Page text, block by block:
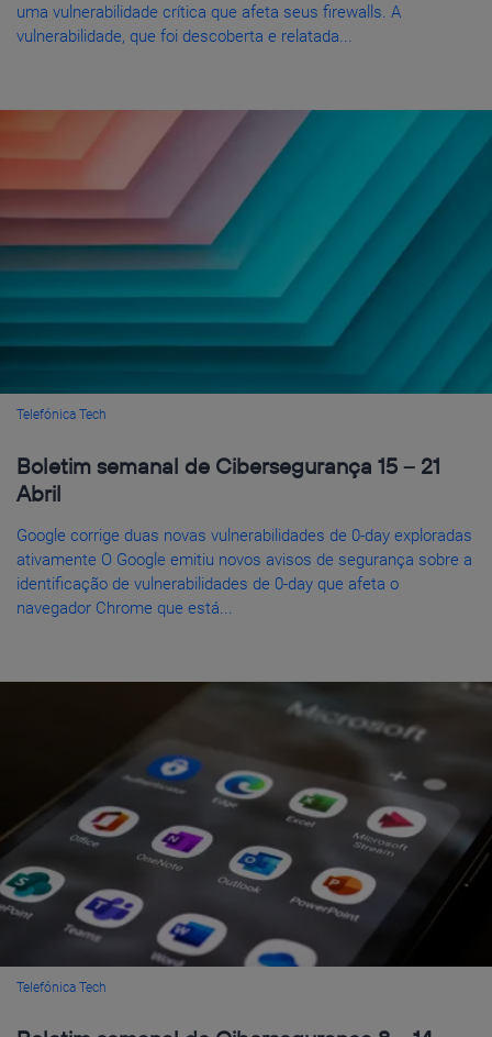
uma vulnerabilidade crítica que afeta seus firewalls. A
vulnerabilidade, que foi descoberta e relatada...
Telefónica Tech
Boletim semanal de Cibersegurança 15 – 21
Abril
Google corrige duas novas vulnerabilidades de 0-day exploradas
ativamente O Google emitiu novos avisos de segurança sobre a
identificação de vulnerabilidades de 0-day que afeta o
navegador Chrome que está...
Telefónica Tech